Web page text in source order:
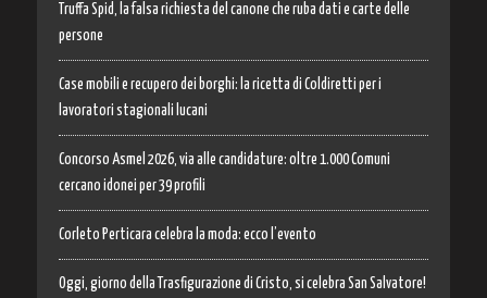
Truffa Spid, la falsa richiesta del canone che ruba dati e carte delle
persone
Case mobili e recupero dei borghi: la ricetta di Coldiretti per i
lavoratori stagionali lucani
Concorso Asmel 2026, via alle candidature: oltre 1.000 Comuni
cercano idonei per 39 profili
Corleto Perticara celebra la moda: ecco l’evento
Oggi, giorno della Trasfigurazione di Cristo, si celebra San Salvatore!